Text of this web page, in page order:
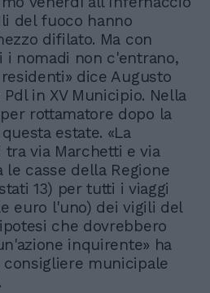
del fuoco hanno
difilato. Ma con
i nomadi non c'entrano,
dice Augusto
in XV Municipio. Nella
rottamatore dopo la
estate. «La
via Marchetti e via
le casse della Regione
13) per tutti i viaggi
euro l'uno) dei vigili del
che dovrebbero
inquirente» ha
consigliere municipale